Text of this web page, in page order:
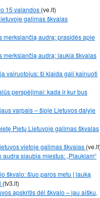
15 valandos (ve.lt)
galimas škvalas
merksiančią audrą: prasidės apie
merksiančią audrą: laukia škvalas
vairuotojus: ši klaida gali kainuoti
perspėjimai: kada ir kur bus
varpais – šioje Lietuvos dalyje
Pietų Lietuvoje galimas škvalas
vietoje galimas škvalas
siaubia miestus: „Plaukiam“
škvalo: šiuo paros metu į lauką
(tv3.lt)
apskritis dėl škvalo – jau aišku,